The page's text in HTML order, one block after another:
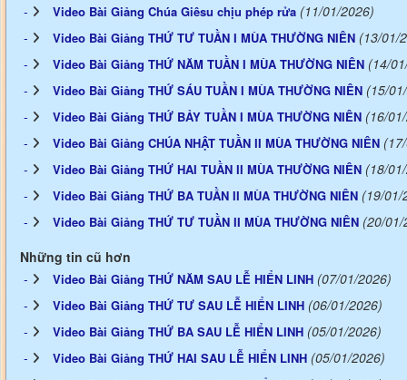
Video Bài Giảng Chúa Giêsu chịu phép rửa (11/01/2026)
Video Bài Giảng THỨ TƯ TUẦN I MÙA THƯỜNG NIÊN (13/01/
Video Bài Giảng THỨ NĂM TUẦN I MÙA THƯỜNG NIÊN (14/
Video Bài Giảng THỨ SÁU TUẦN I MÙA THƯỜNG NIÊN (15/
Video Bài Giảng THỨ BẢY TUẦN I MÙA THƯỜNG NIÊN (16/
Video Bài Giảng CHÚA NHẬT TUẦN II MÙA THƯỜNG NIÊN
Video Bài Giảng THỨ HAI TUẦN II MÙA THƯỜNG NIÊN (18/
Video Bài Giảng THỨ BA TUẦN II MÙA THƯỜNG NIÊN (19/01/
Video Bài Giảng THỨ TƯ TUẦN II MÙA THƯỜNG NIÊN (20/
Những tin cũ hơn
Video Bài Giảng THỨ NĂM SAU LỄ HIỂN LINH (07/01/2026)
Video Bài Giảng THỨ TƯ SAU LỄ HIỂN LINH (06/01/2026)
Video Bài Giảng THỨ BA SAU LỄ HIỂN LINH (05/01/2026)
Video Bài Giảng THỨ HAI SAU LỄ HIỂN LINH (05/01/2026)